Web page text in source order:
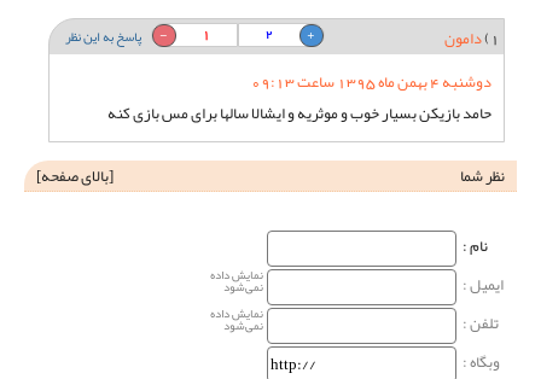
1) دامون پاسخ به این نظر 1
2
دوشنبه 4 بهمن ماه 1395 ساعت 09:13
حامد بازیکن بسیار خوب و موثریه و ایشالا سالها برای مس بازی کنه
نظر شما
[بالای صفحه]
نام‌ :
ایمیل :
نمایش داده
نمی‌شود
تلفن : نمایش داده
نمی‌شود
وبگاه‌ :